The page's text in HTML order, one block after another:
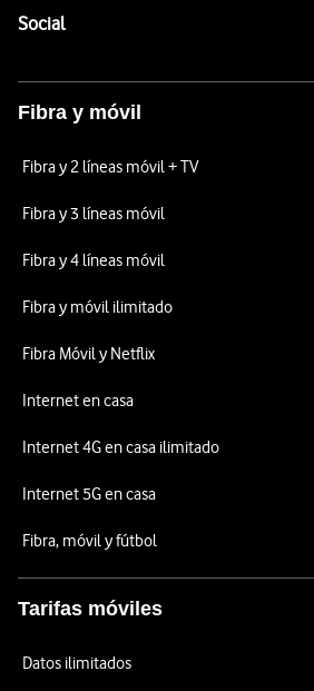
SocialEnlaces a las redes sociales de
Fibra y móvil
Fibra y 2 líneas móvil + TV
Fibra y 3 líneas móvil
Fibra y 4 líneas móvil
Fibra y móvil ilimitado
Fibra Móvil y Netflix
Internet en casa
Internet 4G en casa ilimitado
Internet 5G en casa
Fibra, móvil y fútbol
Tarifas móviles
Datos ilimitados